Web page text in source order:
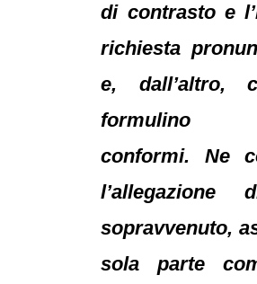
di contrasto e
richiesta
e, dall’altro,
formulino
conformi. Ne
sopravvenuto,
sola parte